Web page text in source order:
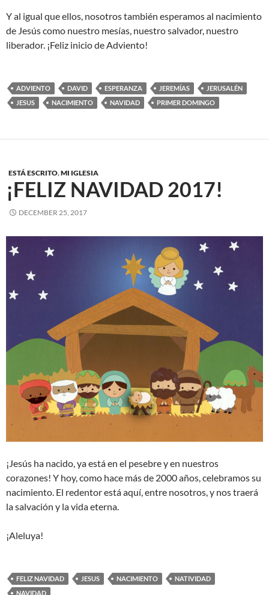
Y al igual que ellos, nosotros también esperamos al nacimiento
de Jesús como nuestro mesías, nuestro salvador, nuestro
liberador. ¡Feliz inicio de Adviento!
ADVIENTO DAVID ESPERANZA JEREMÍAS
JERUSALÉN
JESUS
NACIMIENTO NAVIDAD PRIMER DOMINGO
ESTÁ ESCRITO,MI IGLESIA
¡FELIZ NAVIDAD 2017!
DECEMBER 25, 2017
¡Jesús ha nacido, ya está en el pesebre y en nuestros
corazones! Y hoy, como hace más de 2000 años, celebramos su
nacimiento. El redentor está aquí, entre nosotros, y nos traerá
la salvación y la vida eterna.
¡Aleluya!
FELIZ NAVIDAD JESUS NACIMIENTO
NATIVIDAD
NAVIDAD